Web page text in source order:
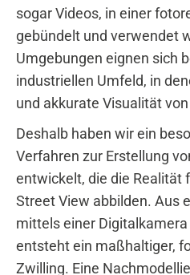
sogar Videos, in einer
gebündelt und verwendet
Umgebungen eignen sich
industriellen Umfeld, in
und akkurate Visualität
Deshalb haben wir ein
Verfahren zur Erstellung
entwickelt, die die Realität
Street View abbilden. Aus
mittels einer
entsteht ein maßhaltiger,
Zwilling. Eine